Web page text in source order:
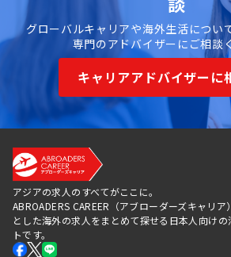
グローバルキャリアや海外生活につい
専門のアドバイザーにご相談
キャリアアドバイザーに
アジアの求人のすべてがここに。
ABROADERS CAREER（アブローダーズキャリ
とした海外の求人をまとめて探せる日本人向け
トです。